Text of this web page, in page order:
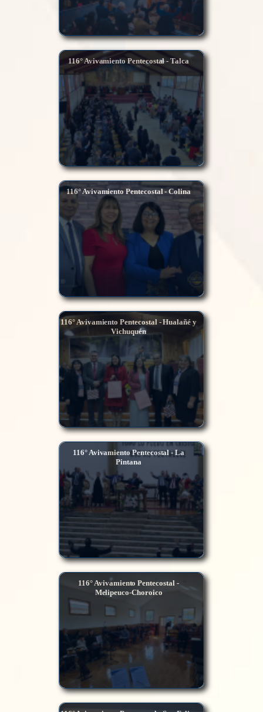
116° Avivamiento Pentecostal - Talca
116° Avivamiento Pentecostal - Colina
116° Avivamiento Pentecostal - Hualañé y
Vichuquén
116° Avivamiento Pentecostal - La
Pintana
116° Avivamiento Pentecostal -
Melipeuco-Choroico